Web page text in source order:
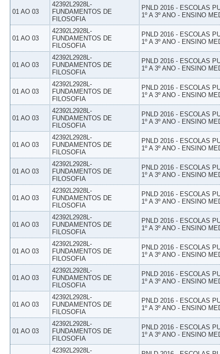
01 AO 03
42392L2928L-
FUNDAMENTOS DE
FILOSOFIA
PNLD 2016 - ESCOLAS
1º A 3º ANO - ENSINO
01 AO 03
42392L2928L-
FUNDAMENTOS DE
FILOSOFIA
PNLD 2016 - ESCOLAS
1º A 3º ANO - ENSINO
01 AO 03
42392L2928L-
FUNDAMENTOS DE
FILOSOFIA
PNLD 2016 - ESCOLAS
1º A 3º ANO - ENSINO
01 AO 03
42392L2928L-
FUNDAMENTOS DE
FILOSOFIA
PNLD 2016 - ESCOLAS
1º A 3º ANO - ENSINO
01 AO 03
42392L2928L-
FUNDAMENTOS DE
FILOSOFIA
PNLD 2016 - ESCOLAS
1º A 3º ANO - ENSINO
01 AO 03
42392L2928L-
FUNDAMENTOS DE
FILOSOFIA
PNLD 2016 - ESCOLAS
1º A 3º ANO - ENSINO
01 AO 03
42392L2928L-
FUNDAMENTOS DE
FILOSOFIA
PNLD 2016 - ESCOLAS
1º A 3º ANO - ENSINO
01 AO 03
42392L2928L-
FUNDAMENTOS DE
FILOSOFIA
PNLD 2016 - ESCOLAS
1º A 3º ANO - ENSINO
01 AO 03
42392L2928L-
FUNDAMENTOS DE
FILOSOFIA
PNLD 2016 - ESCOLAS
1º A 3º ANO - ENSINO
01 AO 03
42392L2928L-
FUNDAMENTOS DE
FILOSOFIA
PNLD 2016 - ESCOLAS
1º A 3º ANO - ENSINO
01 AO 03
42392L2928L-
FUNDAMENTOS DE
FILOSOFIA
PNLD 2016 - ESCOLAS
1º A 3º ANO - ENSINO
01 AO 03
42392L2928L-
FUNDAMENTOS DE
FILOSOFIA
PNLD 2016 - ESCOLAS
1º A 3º ANO - ENSINO
01 AO 03
42392L2928L-
FUNDAMENTOS DE
FILOSOFIA
PNLD 2016 - ESCOLAS
1º A 3º ANO - ENSINO
42392L2928L-